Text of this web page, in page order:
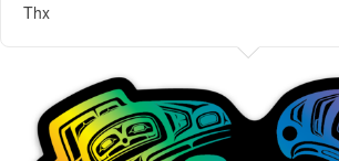
Thx